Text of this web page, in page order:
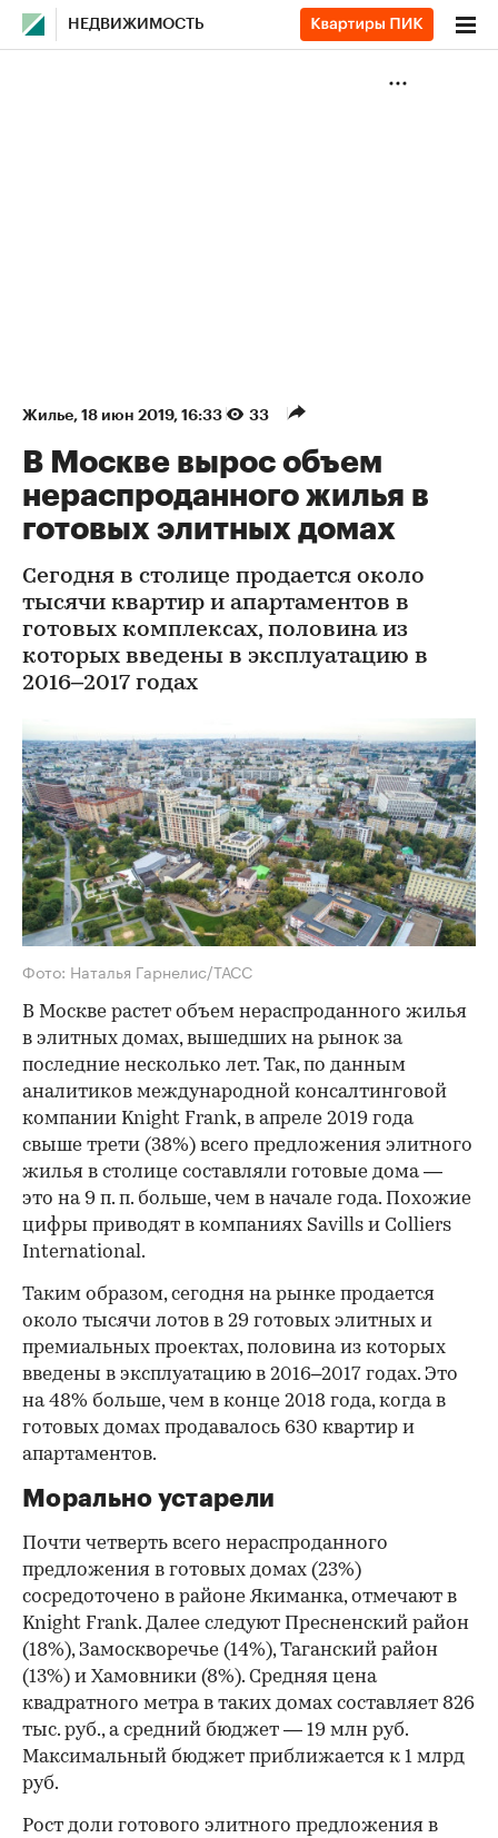
НЕДВИЖИМОСТЬ
Жилье⁠, 18 июн 2019, 16:33 33
В Москве вырос объем
нераспроданного жилья в
готовых элитных домах
Сегодня в столице продается около
тысячи квартир и апартаментов в
готовых комплексах, половина из
которых введены в эксплуатацию в
2016–2017 годах
Фото: Наталья Гарнелис/ТАСС
В Москве растет объем нераспроданного жилья
в элитных домах, вышедших на рынок за
последние несколько лет. Так, по данным
аналитиков международной консалтинговой
компании Knight Frank, в апреле 2019 года
свыше трети (38%) всего предложения элитного
жилья в столице составляли готовые дома —
это на 9 п. п. больше, чем в начале года. Похожие
цифры приводят в компаниях Savills и Colliers
International.
Таким образом, сегодня на рынке продается
около тысячи лотов в 29 готовых элитных и
премиальных проектах, половина из которых
введены в эксплуатацию в 2016–2017 годах. Это
на 48% больше, чем в конце 2018 года, когда в
готовых домах продавалось 630 квартир и
апартаментов.
Морально устарели
Почти четверть всего нераспроданного
предложения в готовых домах (23%)
сосредоточено в районе Якиманка, отмечают в
Knight Frank. Далее следуют Пресненский район
(18%), Замоскворечье (14%), Таганский район
(13%) и Хамовники (8%). Средняя цена
квадратного метра в таких домах составляет 826
тыс. руб., а средний бюджет — 19 млн руб.
Максимальный бюджет приближается к 1 млрд
руб.
Рост доли готового элитного предложения в